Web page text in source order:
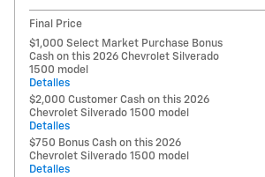
Final Price
$1,000 Select Market Purchase Bonus
Cash on this 2026 Chevrolet Silverado
1500 model
Detalles
$2,000 Customer Cash on this 2026
Chevrolet Silverado 1500 model
Detalles
$750 Bonus Cash on this 2026
Chevrolet Silverado 1500 model
Detalles